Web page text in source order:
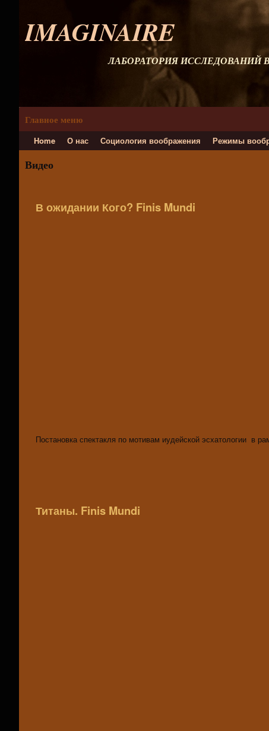
IMAGINAIRE
ЛАБОРАТОРИЯ ИССЛЕДОВАНИЙ
Главное меню
Home О нас Социология воображения Режимы
Видео
В ожидании Кого? Finis Mundi
Постановка спектакля по мотивам иудейской эсхатологии в
Титаны. Finis Mundi